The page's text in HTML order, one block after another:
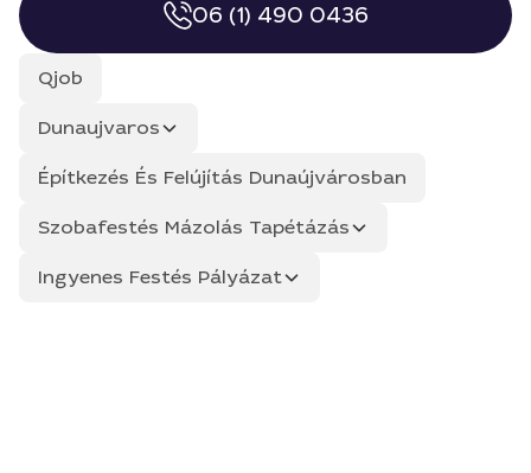
06 (1) 490 0436
Qjob
Dunaujvaros
Építkezés És Felújítás Dunaújvárosban
Szobafestés Mázolás Tapétázás
Ingyenes Festés Pályázat